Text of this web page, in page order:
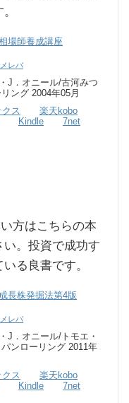
場師養成講座
レバ
J．オニール/古河みつ
ング 2004年05月
ス
楽天kobo
Kindle
7net
方はこちらの本
。投資で成功す
る良書です。
長株発掘法第4版
レバ
J．オニール/トモエ・
ンローリング 2011年
ス
楽天kobo
Kindle
7net